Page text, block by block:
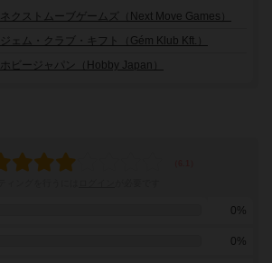
ネクストムーブゲームズ（Next Move Games）
ジェム・クラブ・キフト（Gém Klub Kft.）
ホビージャパン（Hobby Japan）
0%
0%